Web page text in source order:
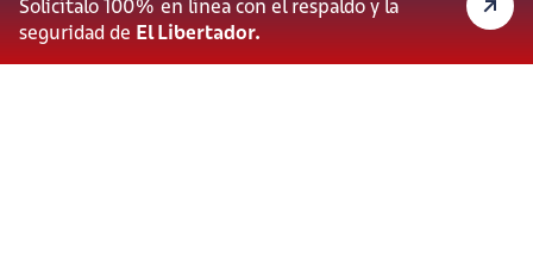
Solicítalo 100% en línea con el respaldo y la
seguridad de El Libertador.
601 3905331
lineadesoporte923@serviciosbolivar.com